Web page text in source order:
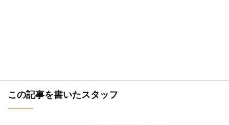
この記事を書いたスタッフ